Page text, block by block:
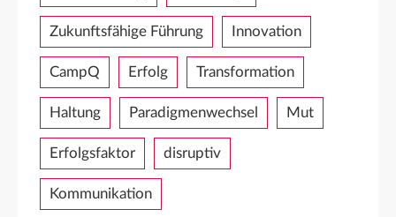
Zukunftsfähige Führung Innovation
CampQ Erfolg Transformation
Haltung Paradigmenwechsel Mut
Erfolgsfaktor disruptiv
Kommunikation